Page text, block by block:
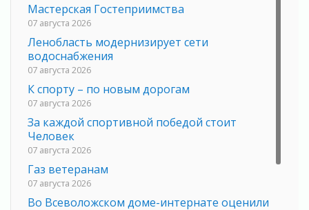
Мастерская Гостеприимства
07 августа 2026
Ленобласть модернизирует сети
водоснабжения
07 августа 2026
К спорту – по новым дорогам
07 августа 2026
За каждой спортивной победой стоит
Человек
07 августа 2026
Газ ветеранам
07 августа 2026
Во Всеволожском доме-интернате оценили